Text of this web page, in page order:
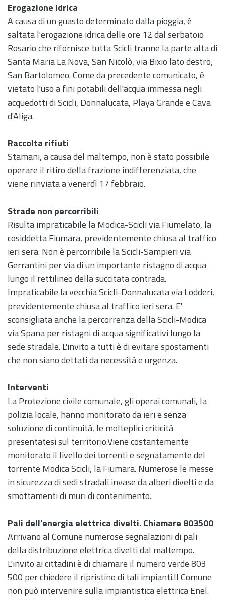
Erogazione idrica
A causa di un guasto determinato dalla pioggia, è
saltata l'erogazione idrica delle ore 12 dal serbatoio
Rosario che rifornisce tutta Scicli tranne la parte alta di
Santa Maria La Nova, San Nicolò, via Bixio lato destro,
San Bartolomeo. Come da precedente comunicato, è
vietato l'uso a fini potabili dell'acqua immessa negli
acquedotti di Scicli, Donnalucata, Playa Grande e Cava
d'Aliga.
Raccolta rifiuti
Stamani, a causa del maltempo, non è stato possibile
operare il ritiro della frazione indifferenziata, che
viene rinviata a venerdì 17 febbraio.
Strade non percorribili
Risulta impraticabile la Modica-Scicli via Fiumelato, la
cosiddetta Fiumara, previdentemente chiusa al traffico
ieri sera. Non è percorribile la Scicli-Sampieri via
Gerrantini per via di un importante ristagno di acqua
lungo il rettilineo della succitata contrada.
Impraticabile la vecchia Scicli-Donnalucata via Lodderi,
previdentemente chiusa al traffico ieri sera. E'
sconsigliata anche la percorrenza della Scicli-Modica
via Spana per ristagni di acqua significativi lungo la
sede stradale. L'invito a tutti è di evitare spostamenti
che non siano dettati da necessità e urgenza.
Interventi
La Protezione civile comunale, gli operai comunali, la
polizia locale, hanno monitorato da ieri e senza
soluzione di continuità, le molteplici criticità
presentatesi sul territorio.Viene costantemente
monitorato il livello dei torrenti e segnatamente del
torrente Modica Scicli, la Fiumara. Numerose le messe
in sicurezza di sedi stradali invase da alberi divelti e da
smottamenti di muri di contenimento.
Pali dell'energia elettrica divelti. Chiamare 803500
Arrivano al Comune numerose segnalazioni di pali
della distribuzione elettrica divelti dal maltempo.
L'invito ai cittadini è di chiamare il numero verde 803
500 per chiedere il ripristino di tali impianti.Il Comune
non può intervenire sulla impiantistica elettrica Enel.